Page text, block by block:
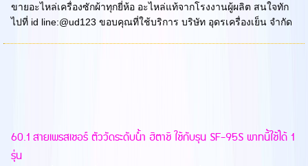
ขายอะไหล่เครื่องซักผ้าทุกยี่ห้อ อะไหล่แท้จากโรงงานผู้ผลิต สนใจทัก
ไปที่ id line:@ud123 ขอบคุณที่ใช้บริการ บริษัท อุดรเครื่องเย็น จำกัด
60.1 สายเพรสเชอร์ ตัววัดระดับน้ำ ฮิตาชิ ใช้กับรุน SF-95S พาทนี้ใช้ได้ 1
รุ่น